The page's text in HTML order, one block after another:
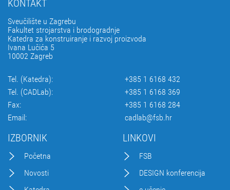
KONTAKT
Sveučilište u Zagrebu
Fakultet strojarstva i brodogradnje
Katedra za konstruiranje i razvoj proizvoda
Ivana Lučića 5
10002 Zagreb
Tel. (Katedra):
+385 1 6168 432
Tel. (CADLab):
+385 1 6168 369
Fax:
+385 1 6168 284
Email:
cadlab@fsb.hr
IZBORNIK
Početna
Novosti
LINKOVI
FSB
DESIGN konferencija